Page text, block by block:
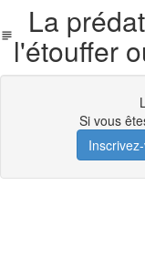
La
l'étouffer
Si vous